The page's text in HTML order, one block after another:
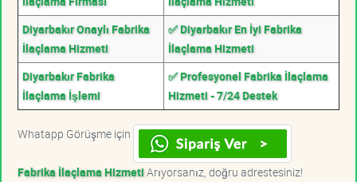
Diyarbakır Onaylı Fabrika
İlaçlama Hizmeti
✅ Diyarbakır En İyi Fabrika
İlaçlama Hizmeti
Diyarbakır Fabrika
İlaçlama İşlemi
✅ Profesyonel Fabrika İlaçlama
Hizmeti - 7/24 Destek
Whatapp Görüşme için
Fabrika İlaçlama HizmetiArıyorsanız, doğru adrestesiniz!